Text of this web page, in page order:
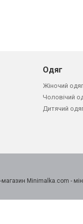
Одяг
Жіночий одяг
Чоловічий
Дитячий